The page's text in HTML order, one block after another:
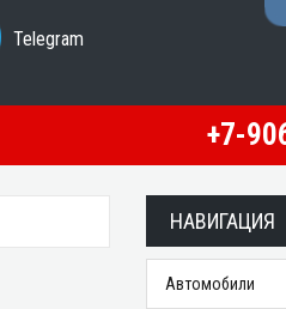
Telegram
+7-
НАВИГАЦИЯ
Автомобили